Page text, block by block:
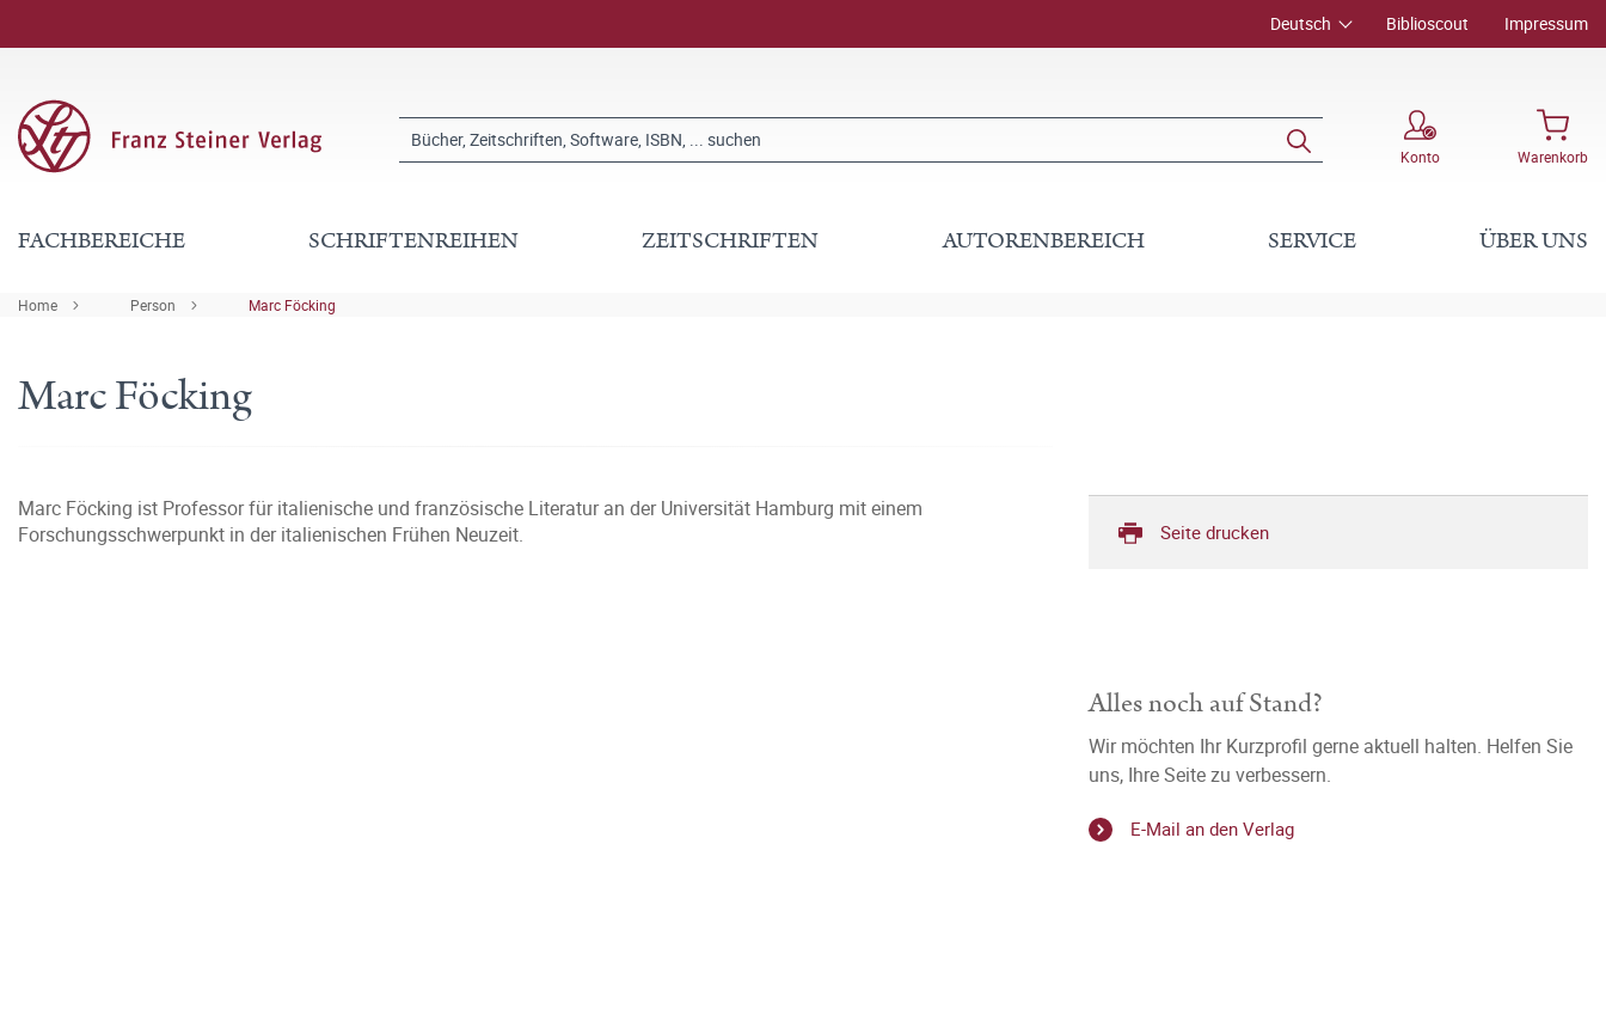
Deutsch Biblioscout Impressum
Konto Warenkorb
FACHBEREICHE SCHRIFTENREIHEN ZEITSCHRIFTEN AUTORENBEREICH SERVICE ÜBER UNS
Home Person Marc Föcking
Marc Föcking
Marc Föcking ist Professor für italienische und französische Literatur an der Universität Hamburg mit einem
Forschungsschwerpunkt in der italienischen Frühen Neuzeit.
Seite drucken
Alles noch auf Stand?
Wir möchten Ihr Kurzprofil gerne aktuell halten. Helfen Sie
uns, Ihre Seite zu verbessern.
E-Mail an den Verlag